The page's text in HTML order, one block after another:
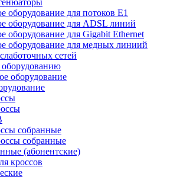
оборудование для потоков Е1
оборудование для ADSL линий
оборудование для Gigabit Ethernet
оборудование для медных линиий
сетей
оборудование
собранные
собранные
(абонентские)
кроссов